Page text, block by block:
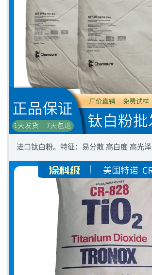
进口钛白粉。特征：易分散 高白度 高光泽